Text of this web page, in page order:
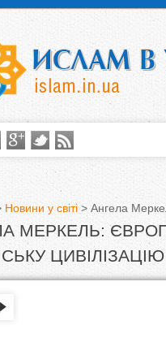
Новини у світі > Ангела
МЕРКЕЛЬ:
ЦИВІЛІЗАЦІЮ